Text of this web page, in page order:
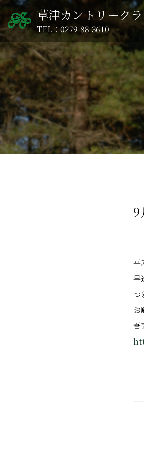
草津カントリーク
TEL：0279-88-3610
9
平
早
つ
お
吾